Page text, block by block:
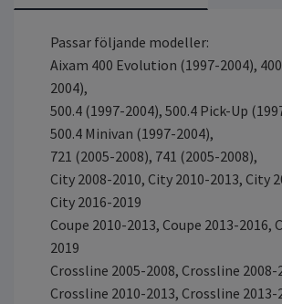
Passar följande modeller:
Aixam 400 Evolution (1997-2004),
2004),
500.4 (1997-2004), 500.4 Pick-Up
500.4 Minivan (1997-2004),
721 (2005-2008), 741 (2005-2008),
City 2008-2010, City 2010-2013, City
City 2016-2019
Coupe 2010-2013, Coupe 2013-2016,
2019
Crossline 2005-2008, Crossline 2008-
Crossline 2010-2013, Crossline 2013-